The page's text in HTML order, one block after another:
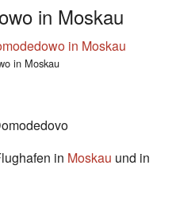
in Moskau
in Moskau
in Moskau und in